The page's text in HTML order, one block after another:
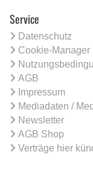
Service
Datenschutz
Cookie-Manager
AGB
Impressum
Mediadaten /
Newsletter
AGB Shop
Verträge hier